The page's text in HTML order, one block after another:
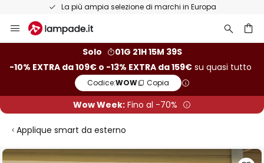
La più ampia selezione di marchi in Europa
Salta
al
Solo
01G 21H 15M 38S
-10% EXTRA da 109€ o -13% EXTRA da 159€ su quasi tutto
Codice:WOW Copia
Wow Week: Fino al -70%
Applique smart da esterno
Vai